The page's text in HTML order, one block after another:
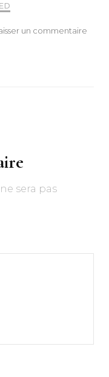
un commentaire
sera pas